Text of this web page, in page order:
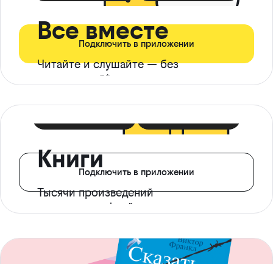
Все вместе
Читайте и слушайте — без
ограничений*
Подключить в приложении
Книги
Тысячи произведений
с доступом офлайн
Подключить в приложении